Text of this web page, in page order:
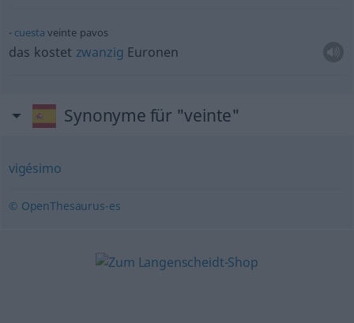
cuesta veinte pavos
das kostet zwanzig Euronen
Synonyme für "veinte"
vigésimo
© OpenThesaurus-es